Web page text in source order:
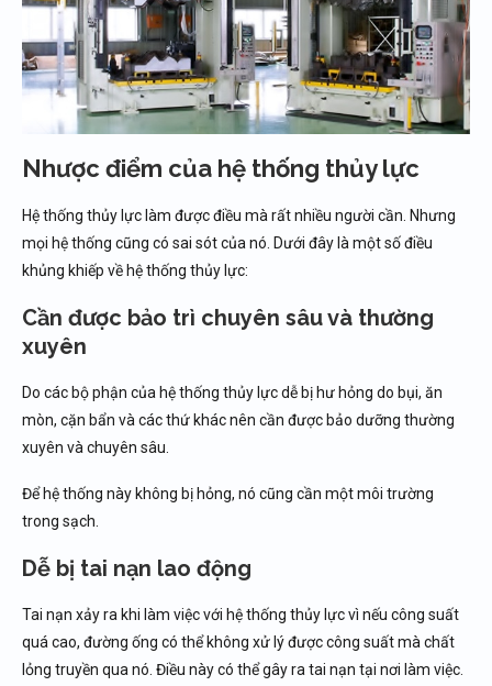
Nhược điểm của hệ thống thủy lực
Hệ thống thủy lực làm được điều mà rất nhiều người cần. Nhưng
mọi hệ thống cũng có sai sót của nó. Dưới đây là một số điều
khủng khiếp về hệ thống thủy lực:
Cần được bảo trì chuyên sâu và thường
xuyên
Do các bộ phận của hệ thống thủy lực dễ bị hư hỏng do bụi, ăn
mòn, cặn bẩn và các thứ khác nên cần được bảo dưỡng thường
xuyên và chuyên sâu.
Để hệ thống này không bị hỏng, nó cũng cần một môi trường
trong sạch.
Dễ bị tai nạn lao động
Tai nạn xảy ra khi làm việc với hệ thống thủy lực vì nếu công suất
quá cao, đường ống có thể không xử lý được công suất mà chất
lỏng truyền qua nó. Điều này có thể gây ra tai nạn tại nơi làm việc.